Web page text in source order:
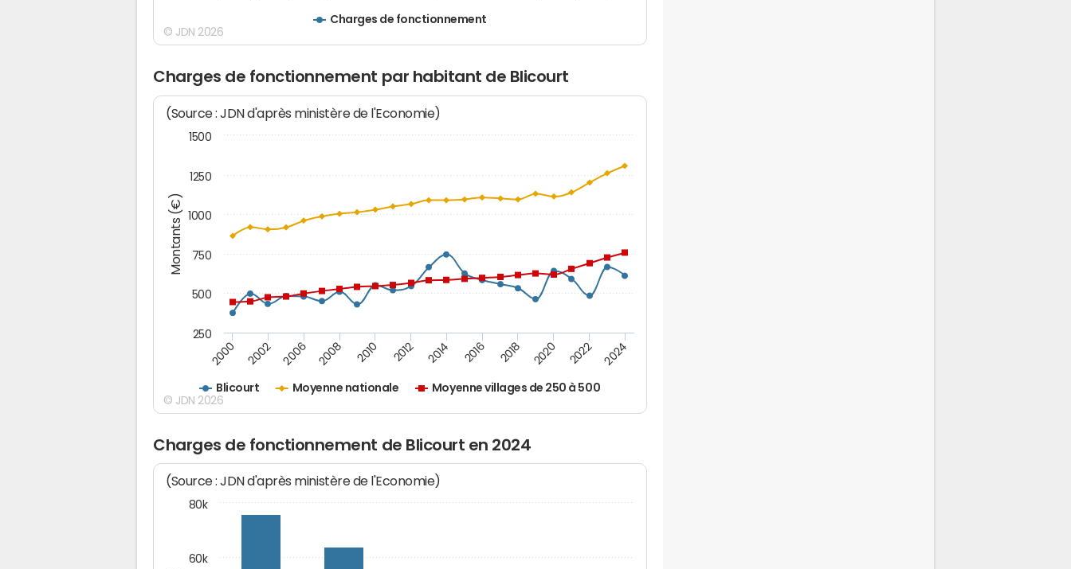
Charges de fonctionnement
© JDN 2026
Charges de fonctionnement par habitant de Blicourt
Montants (€)
(Source : JDN d'après ministère de l'Economie)
Blicourt Moyenne nationale Moyenne villages de 250 à 500
2000 2002 2006 2008 2010 2012 2014 2016 2018 2020 2022 2024
250
500
750
1000
1250
1500
© JDN 2026
Charges de fonctionnement de Blicourt en 2024
(Source : JDN d'après ministère de l'Economie)
60k
80k